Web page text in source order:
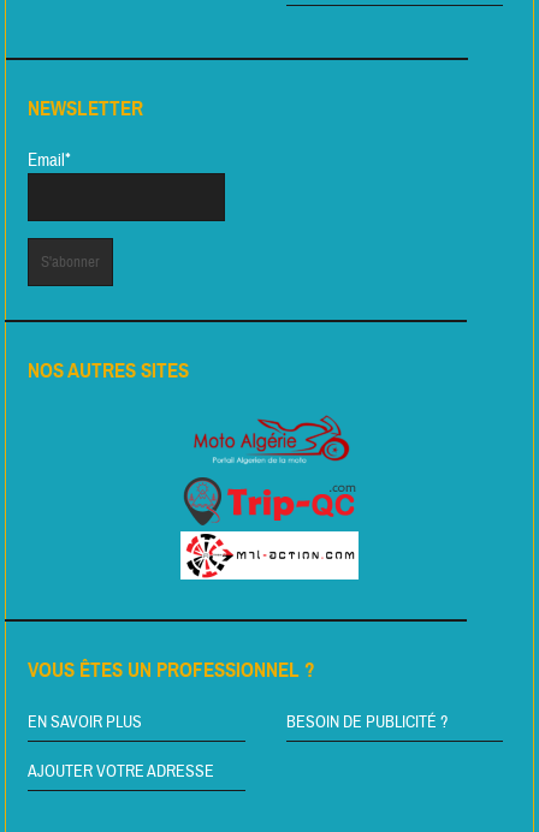
NEWSLETTER
Email*
NOS AUTRES SITES
VOUS ÊTES UN PROFESSIONNEL ?
EN SAVOIR PLUS BESOIN DE PUBLICITÉ ?
AJOUTER VOTRE ADRESSE